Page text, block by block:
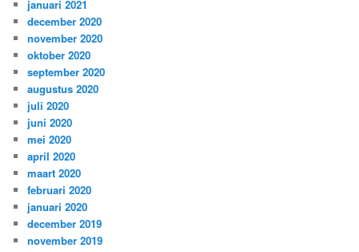
januari 2021
december 2020
november 2020
oktober 2020
september 2020
augustus 2020
juli 2020
juni 2020
mei 2020
april 2020
maart 2020
februari 2020
januari 2020
december 2019
november 2019